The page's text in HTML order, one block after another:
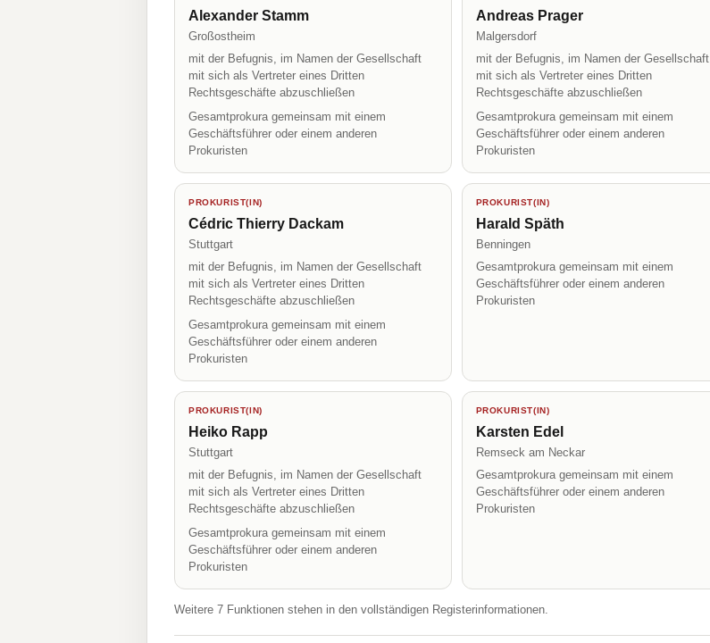
Alexander Stamm
Großostheim
mit der Befugnis, im Namen der Gesellschaft
mit sich als Vertreter eines Dritten
Rechtsgeschäfte abzuschließen
Gesamtprokura gemeinsam mit einem
Geschäftsführer oder einem anderen
Prokuristen
Andreas Prager
Malgersdorf
mit der Befugnis, im Namen der Gesellschaft
mit sich als Vertreter eines Dritten
Rechtsgeschäfte abzuschließen
Gesamtprokura gemeinsam mit einem
Geschäftsführer oder einem anderen
Prokuristen
PROKURIST(IN)
Cédric Thierry Dackam
Stuttgart
mit der Befugnis, im Namen der Gesellschaft
mit sich als Vertreter eines Dritten
Rechtsgeschäfte abzuschließen
Gesamtprokura gemeinsam mit einem
Geschäftsführer oder einem anderen
Prokuristen
PROKURIST(IN)
Harald Späth
Benningen
Gesamtprokura gemeinsam mit einem
Geschäftsführer oder einem anderen
Prokuristen
PROKURIST(IN)
Heiko Rapp
Stuttgart
mit der Befugnis, im Namen der Gesellschaft
mit sich als Vertreter eines Dritten
Rechtsgeschäfte abzuschließen
Gesamtprokura gemeinsam mit einem
Geschäftsführer oder einem anderen
Prokuristen
PROKURIST(IN)
Karsten Edel
Remseck am Neckar
Gesamtprokura gemeinsam mit einem
Geschäftsführer oder einem anderen
Prokuristen
Weitere 7 Funktionen stehen in den vollständigen Registerinformationen.